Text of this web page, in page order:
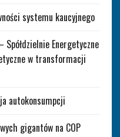
systemu kaucyjnego
Energetyczne
w transformacji
autokonsumpcji
gigantów na COP